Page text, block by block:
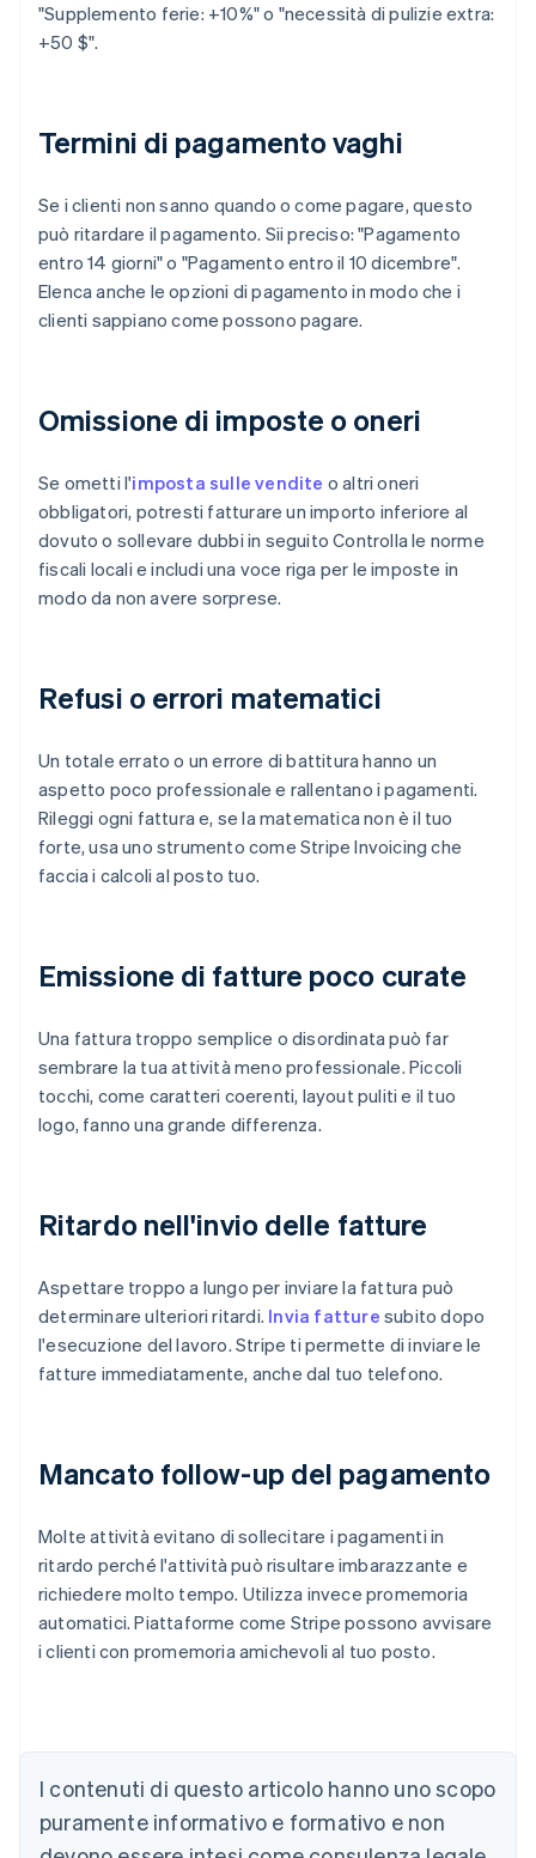
"Supplemento ferie: +10%" o "necessità di pulizie extra:
+50 $".
Termini di pagamento vaghi
Se i clienti non sanno quando o come pagare, questo
può ritardare il pagamento. Sii preciso: "Pagamento
entro 14 giorni" o "Pagamento entro il 10 dicembre".
Elenca anche le opzioni di pagamento in modo che i
clienti sappiano come possono pagare.
Omissione di imposte o oneri
Se ometti l'imposta sulle vendite o altri oneri
obbligatori, potresti fatturare un importo inferiore al
dovuto o sollevare dubbi in seguito Controlla le norme
fiscali locali e includi una voce riga per le imposte in
modo da non avere sorprese.
Refusi o errori matematici
Un totale errato o un errore di battitura hanno un
aspetto poco professionale e rallentano i pagamenti.
Rileggi ogni fattura e, se la matematica non è il tuo
forte, usa uno strumento come Stripe Invoicing che
faccia i calcoli al posto tuo.
Emissione di fatture poco curate
Una fattura troppo semplice o disordinata può far
sembrare la tua attività meno professionale. Piccoli
tocchi, come caratteri coerenti, layout puliti e il tuo
logo, fanno una grande differenza.
Ritardo nell'invio delle fatture
Aspettare troppo a lungo per inviare la fattura può
determinare ulteriori ritardi. Invia fatture subito dopo
l'esecuzione del lavoro. Stripe ti permette di inviare le
fatture immediatamente, anche dal tuo telefono.
Mancato follow-up del pagamento
Molte attività evitano di sollecitare i pagamenti in
ritardo perché l'attività può risultare imbarazzante e
richiedere molto tempo. Utilizza invece promemoria
automatici. Piattaforme come Stripe possono avvisare
i clienti con promemoria amichevoli al tuo posto.
I contenuti di questo articolo hanno uno scopo
puramente informativo e formativo e non
English
DeutschEnglish